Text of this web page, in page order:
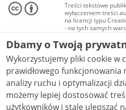
Treści tekstowe
wyłączeniem treści
na licencji typu
- na tych samych
Materiały
audio i wideo, są
Creative Commons:
niekomercyjne - bez
NC-ND 4.0), o ile nie
Dbamy o Twoją
Wykorzystujemy pliki cookie w
prawidłowego funkcjonowania
analizy ruchu i optymalizacji działania
możemy lepiej dostosować
użytkowników i stale ulepszać nasze